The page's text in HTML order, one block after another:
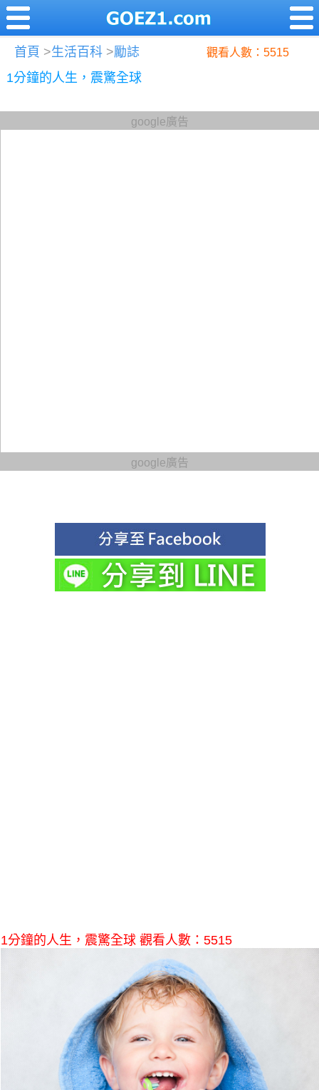
首頁 >生活百科 >勵誌 觀看人數：5515
1分鐘的人生，震驚全球
google廣告
google廣告
1分鐘的人生，震驚全球 觀看人數：5515